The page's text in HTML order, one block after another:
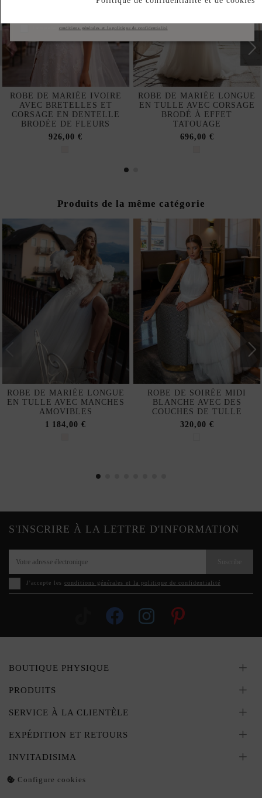
ROBE DE MARIÉE IVOIRE
AVEC BRETELLES ET
CORSAGE EN DENTELLE
BRODÉE DE FLEURS
926,00 €
ROBE DE MARIÉE LONGUE
EN TULLE AVEC CORSAGE
BRODÉ À EFFET
TATOUAGE
696,00 €
Produits de la même catégorie
ROBE DE MARIÉE LONGUE
EN TULLE AVEC MANCHES
AMOVIBLES
1 184,00 €
ROBE DE SOIRÉE MIDI
BLANCHE AVEC DES
COUCHES DE TULLE
320,00 €
S'INSCRIRE À LA LETTRE D'INFORMATION
J'accepte les conditions générales et la politique de confidentialité
BOUTIQUE PHYSIQUE
PRODUITS
SERVICE À LA CLIENTÈLE
EXPÉDITION ET RETOURS
INVITADISIMA
Configure cookies
conditions générales et la politique de confidentialité